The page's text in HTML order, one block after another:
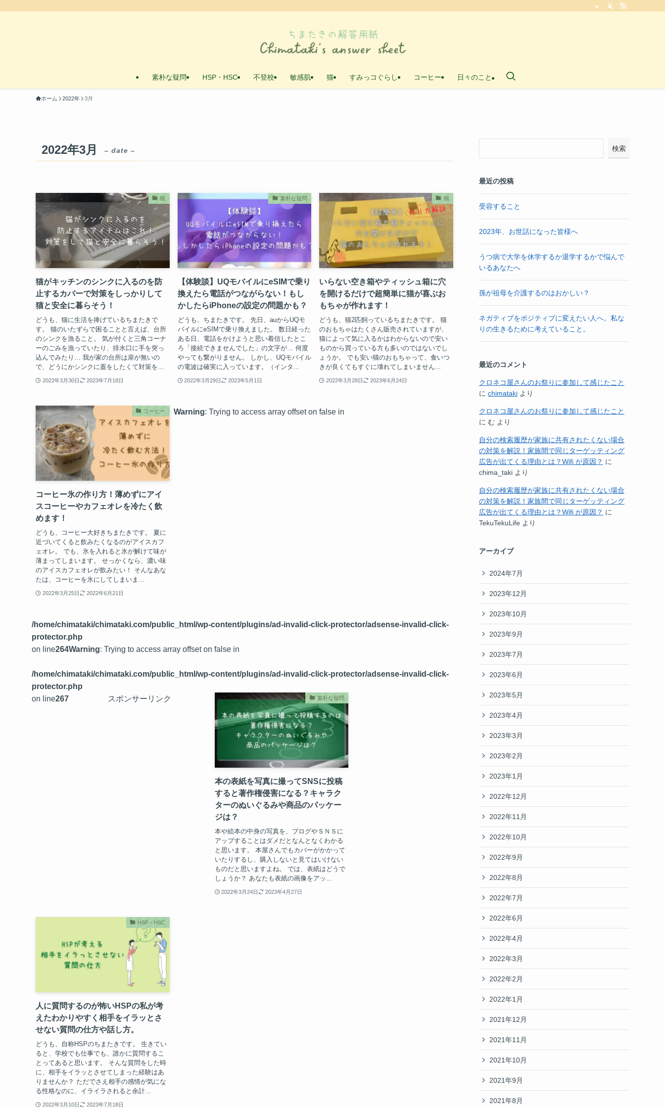
素朴な疑問 HSP・HSC 不登校 敏感肌 猫 すみっコぐらし コーヒー 日々のこと
ホーム 2022年 3月
2022年3月 – date –
猫
猫がキッチンのシンクに入るのを防
止するカバーで対策をしっかりして
猫と安全に暮らそう！
どうも、猫に生活を捧げているちまたきで
す。 猫のいたずらで困ることと言えば、台所
のシンクを漁ること。 気が付くと三角コーナ
ーのごみを漁っていたり、排水口に手を突っ
込んでみたり… 我が家の台所は扉が無いの
で、どうにかシンクに蓋をしたくて対策を...
2022年3月30日 2023年7月18日
素朴な疑問
【体験談】UQモバイルにeSIMで乗り
換えたら電話がつながらない！もし
かしたらiPhoneの設定の問題かも？
どうも、ちまたきです。 先日、auからUQモ
バイルにeSIMで乗り換えました。 数日経った
ある日、電話をかけようと思い着信したとこ
ろ「接続できませんでした」の文字が… 何度
やっても繋がりません。 しかし、UQモバイル
の電波は確実に入っています。（インタ...
2022年3月29日 2023年5月1日
猫
いらない空き箱やティッシュ箱に穴
を開けるだけで超簡単に猫が喜ぶお
もちゃが作れます！
どうも、猫2匹飼っているちまたきです。 猫
のおもちゃはたくさん販売されていますが、
猫によって気に入るかはわからないので安い
ものから買っている方も多いのではないでし
ょうか。 でも安い猫のおもちゃって、食いつ
きが良くてもすぐに壊れてしまいません...
2022年3月28日 2023年6月24日
コーヒー
コーヒー氷の作り方！薄めずにアイ
スコーヒーやカフェオレを冷たく飲
めます！
どうも、コーヒー大好きちまたきです。 夏に
近づいてくると飲みたくなるのがアイスカフ
ェオレ。 でも、氷を入れると氷が解けて味が
薄まってしまいます。 せっかくなら、濃い味
のアイスカフェオレが飲みたい！ そんなあな
たは、コーヒーを氷にしてしまいま...
2022年3月25日 2022年6月21日
Warning: Trying to access array offset on false in
/home/chimataki/chimataki.com/public_html/wp-content/plugins/ad-invalid-click-protector/adsense-invalid-click-
protector.php
on line264Warning: Trying to access array offset on false in
/home/chimataki/chimataki.com/public_html/wp-content/plugins/ad-invalid-click-protector/adsense-invalid-click-
protector.php
on line267 スポンサーリンク 素朴な疑問
本の表紙を写真に撮ってSNSに投稿
すると著作権侵害になる？キャラク
ターのぬいぐるみや商品のパッケー
ジは？
本や絵本の中身の写真を、ブログやＳＮＳに
アップすることはダメだとなんとなくわかる
と思います。 本屋さんでもカバーがかかって
いたりするし、購入しないと見てはいけない
ものだと思いますよね。 では、表紙はどうで
しょうか？ あなたも表紙の画像をアッ...
2022年3月24日 2023年4月27日
HSP・HSC
人に質問するのが怖いHSPの私が考
えたわかりやすく相手をイラッとさ
せない質問の仕方や話し方。
どうも、自称HSPのちまたきです。 生きてい
ると、学校でも仕事でも、誰かに質問するこ
とってあると思います。 そんな質問をした時
に、相手をイラッとさせてしまった経験はあ
りませんか？ ただでさえ相手の感情が気にな
る性格なのに、イライラされると余計...
2022年3月10日 2023年7月18日
検索
最近の投稿
受容すること
2023年、お世話になった皆様へ
うつ病で大学を休学するか退学するかで悩んで
いるあなたへ
孫が祖母を介護するのはおかしい？
ネガティブをポジティブに変えたい人へ。私な
りの生きるために考えていること。
最近のコメント
クロネコ屋さんのお祭りに参加して感じたこと
に chimataki より
クロネコ屋さんのお祭りに参加して感じたこと
に む より
自分の検索履歴が家族に共有されたくない場合
の対策を解説！家族間で同じターゲッティング
広告が出てくる理由とは？Wifi が原因？ に
chima_taki より
自分の検索履歴が家族に共有されたくない場合
の対策を解説！家族間で同じターゲッティング
広告が出てくる理由とは？Wifi が原因？ に
TekuTekuLife より
アーカイブ
2024年7月
2023年12月
2023年10月
2023年9月
2023年7月
2023年6月
2023年5月
2023年4月
2023年3月
2023年2月
2023年1月
2022年12月
2022年11月
2022年10月
2022年9月
2022年8月
2022年7月
2022年6月
2022年4月
2022年3月
2022年2月
2022年1月
2021年12月
2021年11月
2021年10月
2021年9月
2021年8月